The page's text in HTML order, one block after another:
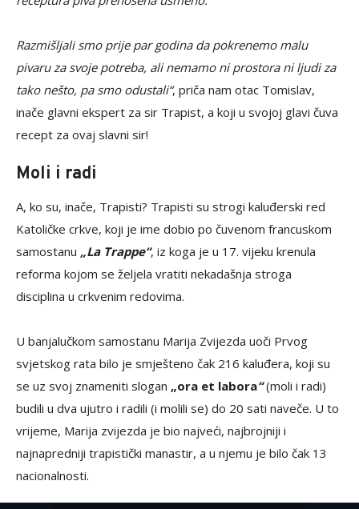
Razmišljali smo prije par godina da pokrenemo malu
pivaru za svoje potreba, ali nemamo ni prostora ni ljudi za
tako nešto, pa smo odustali“, priča nam otac Tomislav,
inače glavni ekspert za sir Trapist, a koji u svojoj glavi čuva
recept za ovaj slavni sir!
Moli i radi
A, ko su, inače, Trapisti? Trapisti su strogi kaluđerski red
Katoličke crkve, koji je ime dobio po čuvenom francuskom
samostanu „La Trappe“, iz koga je u 17. vijeku krenula
reforma kojom se željela vratiti nekadašnja stroga
disciplina u crkvenim redovima.
U banjalučkom samostanu Marija Zvijezda uoči Prvog
svjetskog rata bilo je smješteno čak 216 kaluđera, koji su
se uz svoj znameniti slogan „ora et labora“(moli i radi)
budili u dva ujutro i radili (i molili se) do 20 sati naveče. U to
vrijeme, Marija zvijezda je bio najveći, najbrojniji i
najnapredniji trapistički manastir, a u njemu je bilo čak 13
nacionalnosti.